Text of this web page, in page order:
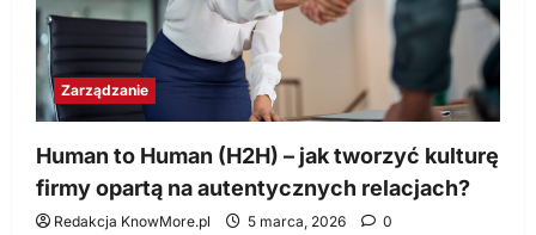
Zarządzanie
Human to Human (H2H) – jak tworzyć kulturę
firmy opartą na autentycznych relacjach?
Redakcja KnowMore.pl 5 marca, 2026 0